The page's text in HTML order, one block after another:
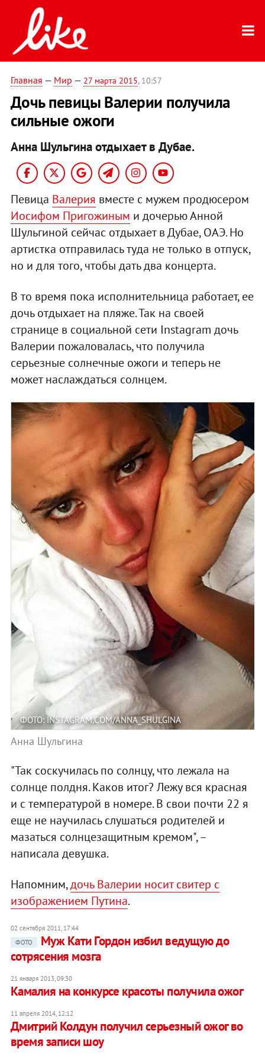
Главная — Мир — 27 марта 2015, 10:57
Дочь певицы Валерии получила
сильные ожоги
Анна Шульгина отдыхает в Дубае.
Певица Валерия вместе с мужем продюсером
Иосифом Пригожиным и дочерью Анной
Шульгиной сейчас отдыхает в Дубае, ОАЭ. Но
артистка отправилась туда не только в отпуск,
но и для того, чтобы дать два концерта.
В то время пока исполнительница работает, ее
дочь отдыхает на пляже. Так на своей
странице в социальной сети Instagram дочь
Валерии пожаловалась, что получила
серьезные солнечные ожоги и теперь не
может наслаждаться солнцем.
ФОТО: INSTAGRAM.COM/ANNA_SHULGINA
Анна Шульгина
"Так соскучилась по солнцу, что лежала на
солнце полдня. Каков итог? Лежу вся красная
и с температурой в номере. В свои почти 22 я
еще не научилась слушаться родителей и
мазаться солнцезащитным кремом", –
написала девушка.
Напомним,дочь Валерии носит свитер с
изображением Путина.
02 сентября 2011, 17:44
ФОТО
Муж Кати Гордон избил ведущую до
сотрясения мозга
21 января 2013, 09:30
Камалия на конкурсе красоты получила ожог
11 апреля 2014, 12:12
Дмитрий Колдун получил серьезный ожог во
время записи шоу